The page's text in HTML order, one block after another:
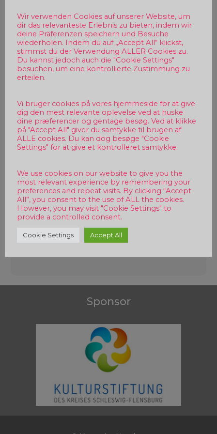
Beitragsnavigation
Sponsor
Wir verwenden Cookies auf unserer Website, um
dir das relevanteste Erlebnis zu bieten, indem wir
deine Präferenzen speichern und Besuche
wiederholen. Indem du auf „Accept All“ klickst,
stimmst du der Verwendung ALLER Cookies zu.
Du kannst jedoch auch die "Cookie Settings"
besuchen, um eine kontrollierte Zustimmung zu
erteilen.
Vi bruger cookies på vores hjemmeside for at give
dig den mest relevante oplevelse ved at huske
dine præferencer og gentage besøg. Ved at klikke
på "Accept All" giver du samtykke til brugen af
ALLE cookies. Du kan dog besøge "Cookie
Settings" for at give et kontrolleret samtykke.
We use cookies on our website to give you the
most relevant experience by remembering your
preferences and repeat visits. By clicking “Accept
All”, you consent to the use of ALL the cookies.
However, you may visit "Cookie Settings" to
provide a controlled consent.
Cookie Settings Accept All